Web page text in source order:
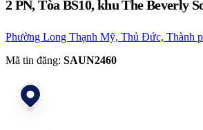
2 PN, Tòa BS10, khu The Beverly
Phường Long Thạnh Mỹ, Thủ Đức, Thành
Mã tin đăng: SAUN2460